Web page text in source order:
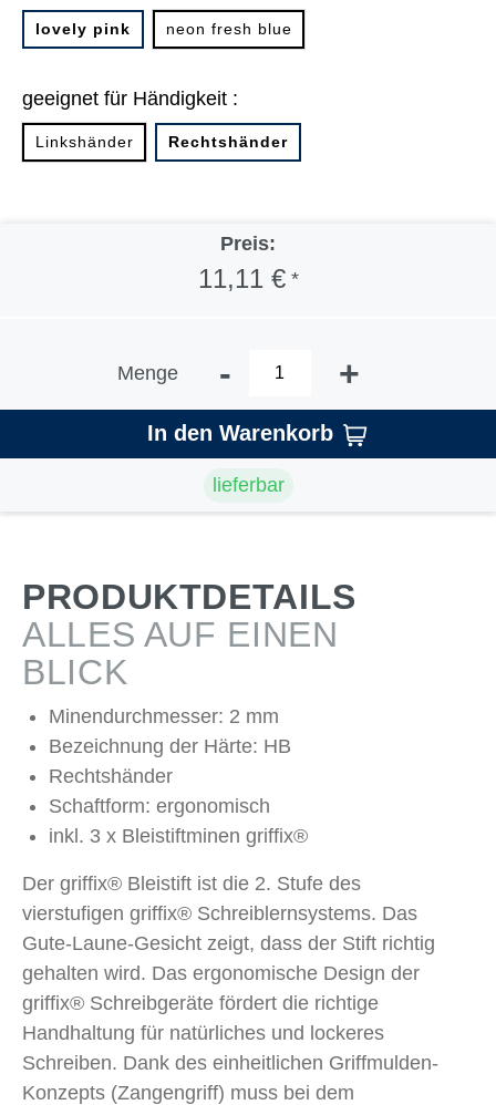
lovely pink neon fresh blue
geeignet für Händigkeit :
Linkshänder Rechtshänder
Preis:
11,11 €*
Menge - +
In den Warenkorb
lieferbar
PRODUKTDETAILS
ALLES AUF EINEN
BLICK
Minendurchmesser: 2 mm
Bezeichnung der Härte: HB
Rechtshänder
Schaftform: ergonomisch
inkl. 3 x Bleistiftminen griffix®
Der griffix® Bleistift ist die 2. Stufe des
vierstufigen griffix® Schreiblernsystems. Das
Gute-Laune-Gesicht zeigt, dass der Stift richtig
gehalten wird. Das ergonomische Design der
griffix® Schreibgeräte fördert die richtige
Handhaltung für natürliches und lockeres
Schreiben. Dank des einheitlichen Griffmulden-
Konzepts (Zangengriff) muss bei dem